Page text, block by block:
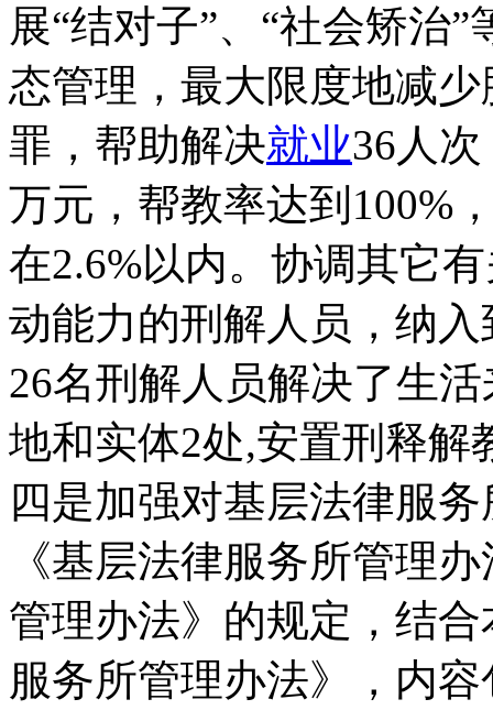
展“结对子”、“社会矫治
态管理，最大限度地减
罪，帮助解决就业36人
万元，帮教率达到100%
在2.6%以内。协调其它
动能力的刑解人员，纳
26名刑解人员解决了生
地和实体2处,安置刑释解
四是加强对基层法律服
《基层法律服务所管理
管理办法》的规定，结
服务所管理办法》，内